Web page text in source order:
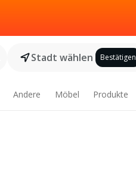
Stadt wählen Bestätigen
Andere Möbel Produkte